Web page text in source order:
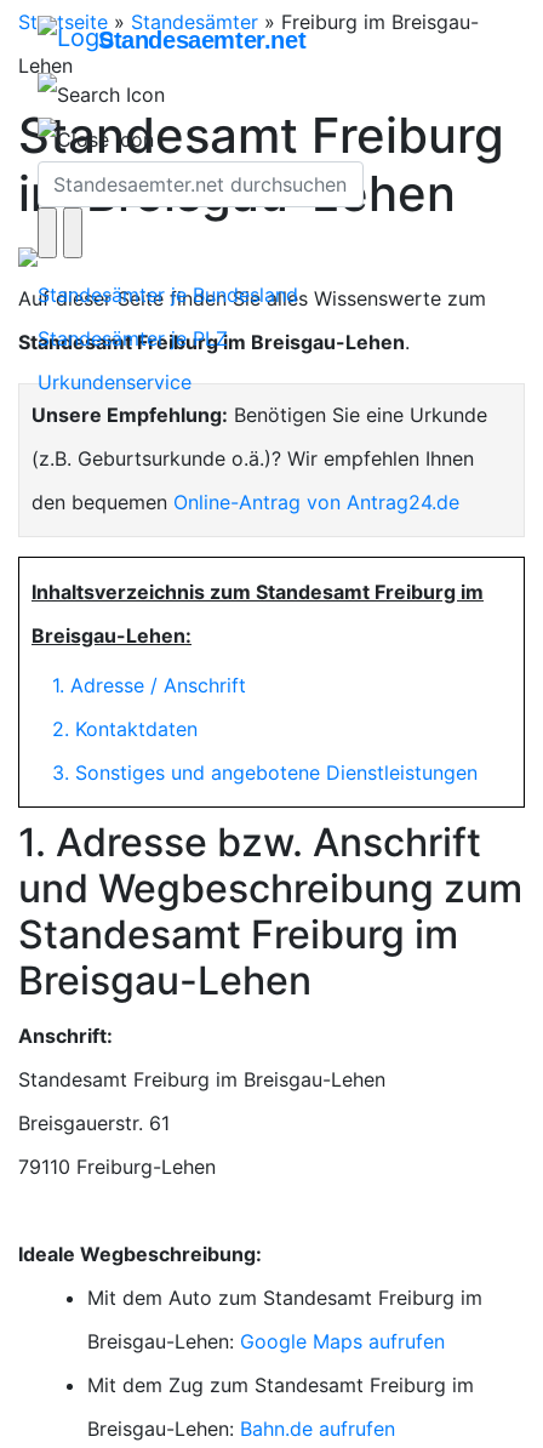
Standesaemter.net
Standesämter je Bundesland
Standesämter je PLZ
Urkundenservice
Startseite » Standesämter » Freiburg im Breisgau-
Lehen
Standesamt Freiburg
im Breisgau-Lehen
Auf dieser Seite finden Sie alles Wissenswerte zum
Standesamt Freiburg im Breisgau-Lehen.
Unsere Empfehlung: Benötigen Sie eine Urkunde
(z.B. Geburtsurkunde o.ä.)? Wir empfehlen Ihnen
den bequemen Online-Antrag von Antrag24.de
Inhaltsverzeichnis zum Standesamt Freiburg im
Breisgau-Lehen:
1. Adresse / Anschrift
2. Kontaktdaten
3. Sonstiges und angebotene Dienstleistungen
1. Adresse bzw. Anschrift
und Wegbeschreibung zum
Standesamt Freiburg im
Breisgau-Lehen
Anschrift:
Standesamt Freiburg im Breisgau-Lehen
79110 Freiburg-Lehen
Ideale Wegbeschreibung:
Mit dem Auto zum Standesamt Freiburg im
Breisgau-Lehen: Google Maps aufrufen
Mit dem Zug zum Standesamt Freiburg im
Breisgau-Lehen: Bahn.de aufrufen